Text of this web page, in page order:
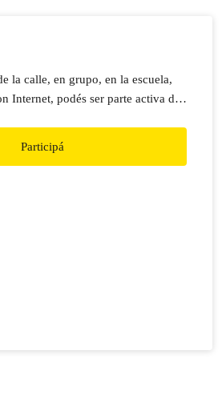
la calle, en grupo, en la escuela,
Internet, podés ser parte activa de
Participá